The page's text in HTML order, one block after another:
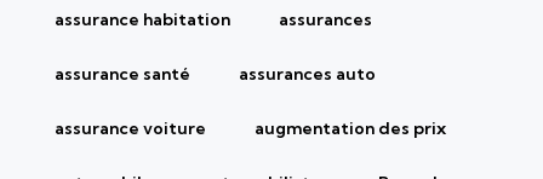
assurance habitation assurances
assurance santé assurances auto
assurance voiture augmentation des prix